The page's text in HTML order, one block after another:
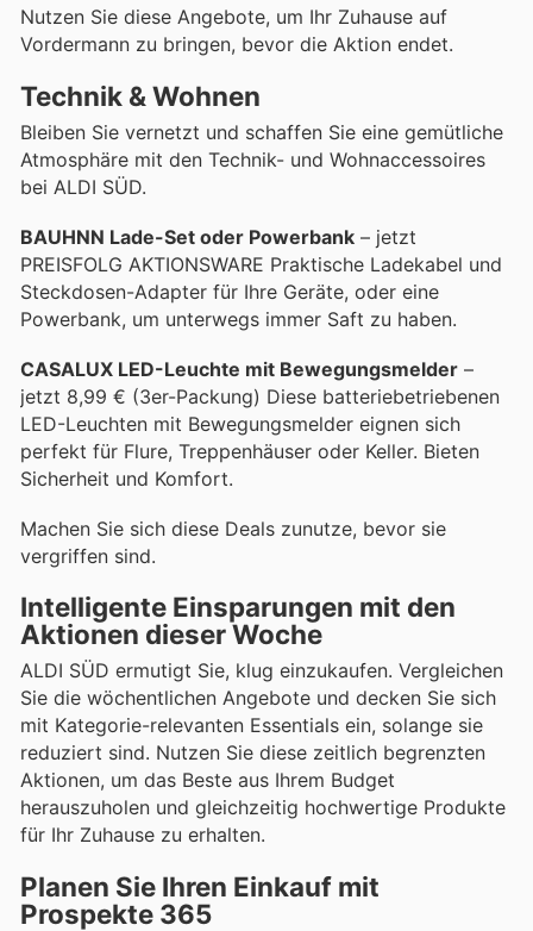
Nutzen Sie diese Angebote, um Ihr Zuhause auf
Vordermann zu bringen, bevor die Aktion endet.
Technik & Wohnen
Bleiben Sie vernetzt und schaffen Sie eine gemütliche
Atmosphäre mit den Technik- und Wohnaccessoires
bei ALDI SÜD.
BAUHNN Lade-Set oder Powerbank – jetzt
PREISFOLG AKTIONSWARE Praktische Ladekabel und
Steckdosen-Adapter für Ihre Geräte, oder eine
Powerbank, um unterwegs immer Saft zu haben.
CASALUX LED-Leuchte mit Bewegungsmelder –
jetzt 8,99 € (3er-Packung) Diese batteriebetriebenen
LED-Leuchten mit Bewegungsmelder eignen sich
perfekt für Flure, Treppenhäuser oder Keller. Bieten
Sicherheit und Komfort.
Machen Sie sich diese Deals zunutze, bevor sie
vergriffen sind.
Intelligente Einsparungen mit den
Aktionen dieser Woche
ALDI SÜD ermutigt Sie, klug einzukaufen. Vergleichen
Sie die wöchentlichen Angebote und decken Sie sich
mit Kategorie-relevanten Essentials ein, solange sie
reduziert sind. Nutzen Sie diese zeitlich begrenzten
Aktionen, um das Beste aus Ihrem Budget
herauszuholen und gleichzeitig hochwertige Produkte
für Ihr Zuhause zu erhalten.
Planen Sie Ihren Einkauf mit
Prospekte 365